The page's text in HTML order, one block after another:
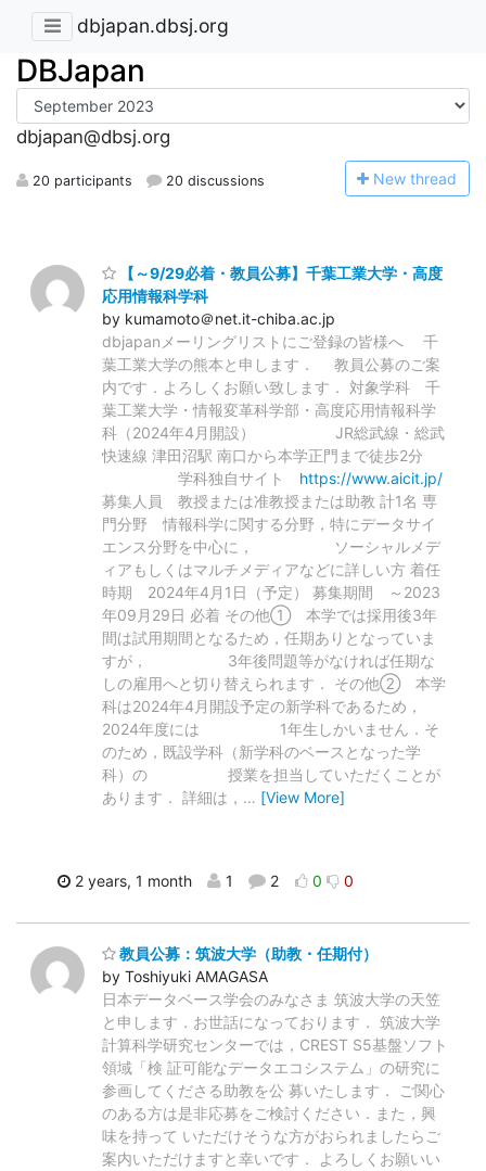
dbjapan.dbsj.org
DBJapan
dbjapan@dbsj.org
20 participants 20 discussions New thread
【～9/29必着・教員公募】千葉工業大学・高度
応用情報科学科
by kumamoto＠net.it-chiba.ac.jp
dbjapanメーリングリストにご登録の皆様へ 千
葉工業大学の熊本と申します． 教員公募のご案
内です．よろしくお願い致します． 対象学科 千
葉⼯業⼤学・情報変⾰科学部・高度応用情報科学
科（2024年4月開設） JR総武線・総武
快速線 津田沼駅 南口から本学正門まで徒歩2分
学科独自サイト https://www.aicit.jp/
募集⼈員 教授または准教授または助教 計1名 専
⾨分野 情報科学に関する分野，特にデータサイ
エンス分野を中心に， ソーシャルメデ
ィアもしくはマルチメディアなどに詳しい方 着任
時期 2024年4⽉1⽇（予定） 募集期間 ～2023
年09月29日 必着 その他① 本学では採用後3年
間は試用期間となるため，任期ありとなっていま
すが， 3年後問題等がなければ任期な
しの雇用へと切り替えられます． その他② 本学
科は2024年4月開設予定の新学科であるため，
2024年度には 1年生しかいません．そ
のため，既設学科（新学科のベースとなった学
科）の 授業を担当していただくことが
あります． 詳細は， … [View More]
2 years, 1 month 1 2 0 0
教員公募：筑波大学（助教・任期付）
by Toshiyuki AMAGASA
日本データベース学会のみなさま 筑波大学の天笠
と申します．お世話になっております． 筑波大学
計算科学研究センターでは，CREST S5基盤ソフト
領域「検 証可能なデータエコシステム」の研究に
参画してくださる助教を公 募いたします． ご関心
のある方は是非応募をご検討ください．また，興
味を持って いただけそうな方がおられましたらご
案内いただけますと幸いです． よろしくお願いい